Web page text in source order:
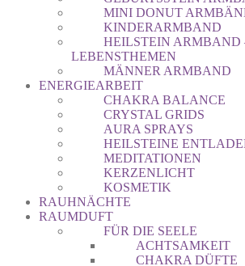
MINI DONUT
KINDERARMBAND
HEILSTEIN ARMBAND
LEBENSTHEMEN
MÄNNER ARMBAND
ENERGIEARBEIT
CHAKRA BALANCE
CRYSTAL GRIDS
AURA SPRAYS
HEILSTEINE
MEDITATIONEN
KERZENLICHT
KOSMETIK
RAUHNÄCHTE
RAUMDUFT
FÜR DIE SEELE
ACHTSAMKEIT
CHAKRA DÜFTE